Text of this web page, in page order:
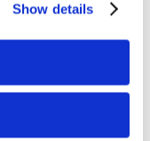
Show details